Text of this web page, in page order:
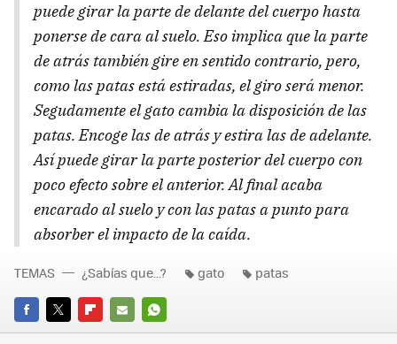
puede girar la parte de delante del cuerpo hasta
ponerse de cara al suelo. Eso implica que la parte
de atrás también gire en sentido contrario, pero,
como las patas está estiradas, el giro será menor.
Segudamente el gato cambia la disposición de las
patas. Encoge las de atrás y estira las de adelante.
Así puede girar la parte posterior del cuerpo con
poco efecto sobre el anterior. Al final acaba
encarado al suelo y con las patas a punto para
absorber el impacto de la caída.
FACEBOOK
TWITTERFLIPBOARD
E-
WHATSAPP
TEMAS ¿Sabías que...? gato patas